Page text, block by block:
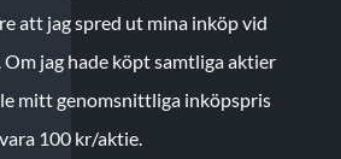
att jag spred ut mina inköp vid
jag hade köpt samtliga aktier
mitt genomsnittliga inköpspris
vara 100 kr/aktie.